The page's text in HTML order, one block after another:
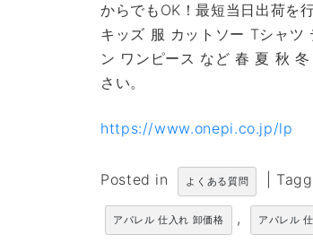
からでもOK！最短当日出荷を
キッズ 服 カットソー Tシャツ
ン ワンピース など 春 夏 秋
さい。
https://www.onepi.co.jp/lp
Posted in よくある質問
アパレル 仕入れ 卸価格 , アパレル